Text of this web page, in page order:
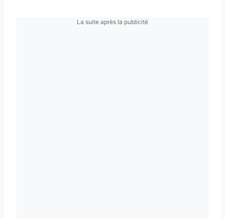
La suite après la publicité